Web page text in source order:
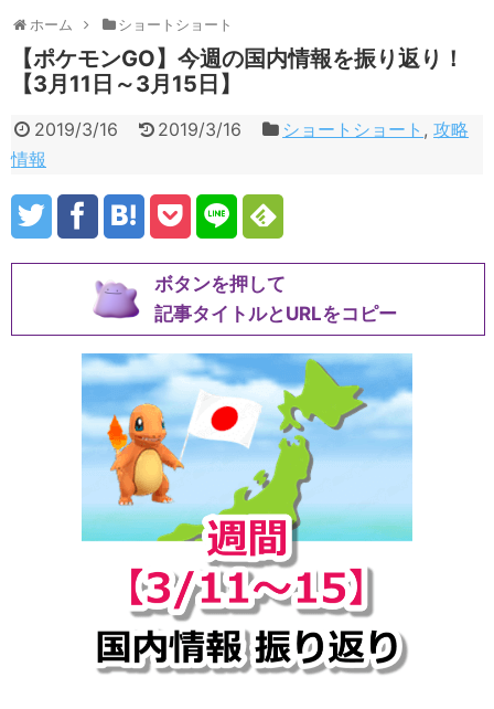
ホーム ショートショート
【ポケモンGO】今週の国内情報を振り返り！
【3月11日～3月15日】
2019/3/16 2019/3/16 ショートショート ,攻略
情報
ボタンを押して
記事タイトルとURLをコピー